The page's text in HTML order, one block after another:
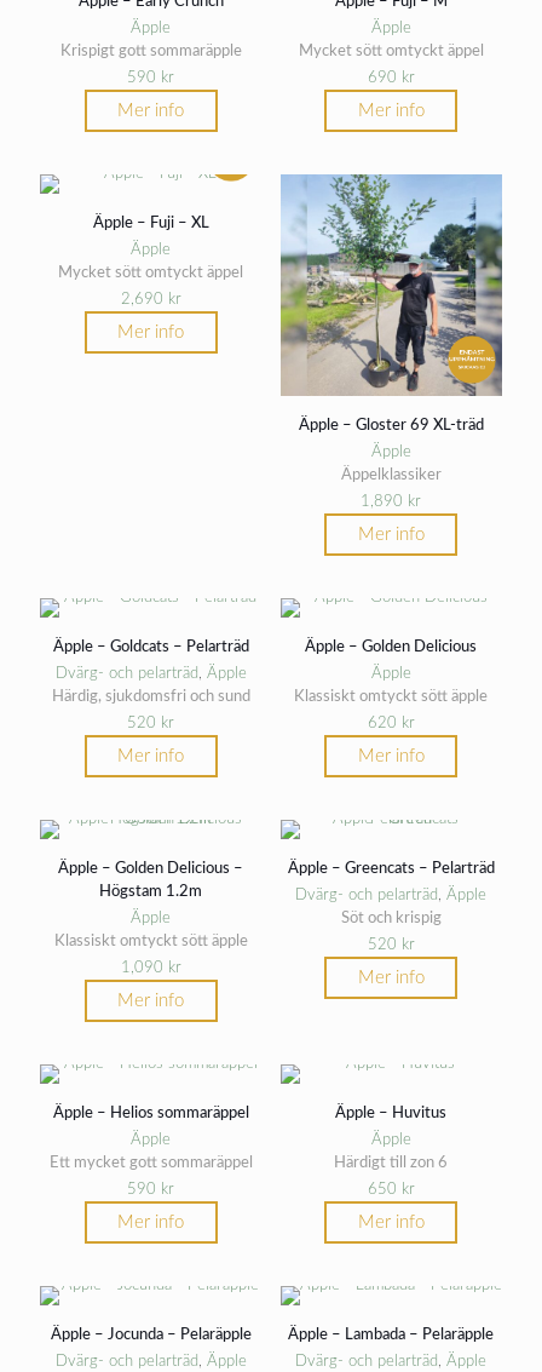
Äpple
Krispigt gott sommaräpple
590 kr
Mer info
Äpple
Mycket sött omtyckt äppel
690 kr
Mer info
Äpple – Fuji – XL
Äpple
Mycket sött omtyckt äppel
2,690 kr
Mer info
Äpple – Gloster 69 XL-träd
Äpple
Äppelklassiker
1,890 kr
Mer info
Äpple – Goldcats – Pelarträd
Dvärg- och pelarträd, Äpple
Härdig, sjukdomsfri och sund
520 kr
Mer info
Äpple – Golden Delicious
Äpple
Klassiskt omtyckt sött äpple
620 kr
Mer info
Äpple – Golden Delicious –
Högstam 1.2m
Äpple
Klassiskt omtyckt sött äpple
1,090 kr
Mer info
Äpple – Greencats – Pelarträd
Dvärg- och pelarträd,Äpple
Söt och krispig
520 kr
Mer info
Äpple – Helios sommaräppel
Äpple
Ett mycket gott sommaräppel
590 kr
Mer info
Äpple – Huvitus
Äpple
Härdigt till zon 6
650 kr
Mer info
Äpple – Jocunda – Pelaräpple
Dvärg- och pelarträd, Äpple
Äpple – Lambada – Pelaräpple
Dvärg- och pelarträd,Äpple